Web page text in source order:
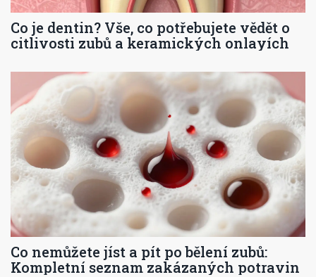
Co je dentin? Vše, co potřebujete vědět o
citlivosti zubů a keramických onlayích
Co nemůžete jíst a pít po bělení zubů:
Kompletní seznam zakázaných potravin